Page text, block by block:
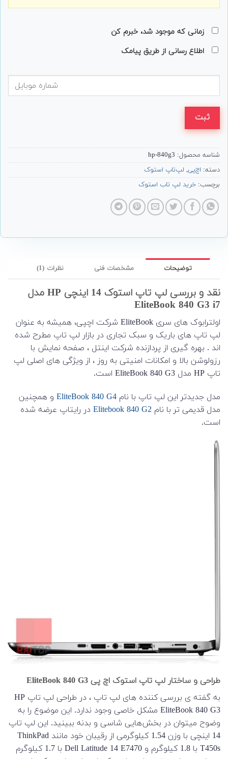
زمانی که موجود شد، خبرم کن
اطلاع رسانی از طریق پیامک
ثبت
شناسه محصول: hp-840g3
دسته: اچ‌پی, لپ‌تاپ استوک
برچسب: خرید لپ تاب استوک
توضیحات مشخصات فنی نظرات (1)
نقد و بررسی لپ تاپ استوک 14 اینچی HP مدل
EliteBook 840 G3 i7
اولترابوک های سری EliteBook شرکت اچپی، همیشه به عنوان
لپ تاپ های باریک و سبک تجاری در بازار لپ تاپ مطرح شده
اند . بهره گیری از پردازنده شرکت اینتل ، صفحه نمایش با
رزولوشن بالا و امکانات امنیتی به روز ، از ویژگی های اصلی لپ
تاپ HP مدل EliteBook 840 G3 است.
مدل جدیدتر این لپ تاپ با نام EliteBook 840 G4 و همچنین
مدل قدیمی تر با نام Elitebook 840 G2 در رایتاپ عرضه شده
است.
طراحی و ساختار لپ تاپ استوک اچ پی EliteBook 840 G3
به گفته ی بررسی کننده های لپ تاپ ، در طراحی لپ تاپ HP
EliteBook 840 G3 مشکل خاصی وجود ندارد. این موضوع را به
وضوح میتوان در بخش‌هایی شاسی و بدنه ببینید. این لپ تاپ
14 اینچی با وزن 1.54 کیلوگرمی از رقیبان خود مانند ThinkPad
T450s با 1.8 کیلوگرم و Dell Latitude 14 E7470 با 1.7 کیلوگرم